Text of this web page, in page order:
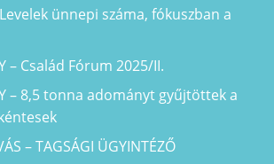
ünnepi száma, fókuszban a
– Család Fórum 2025/II.
– 8,5 tonna adományt gyűjtöttek a
– TAGSÁGI ÜGYINTÉZŐ